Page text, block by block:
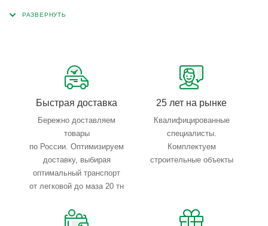
Быстрая доставка
Бережно доставляем
товары
по России. Оптимизируем
доставку, выбирая
оптимальный транспорт
от легковой до маза 20 тн
25 лет на рынке
Квалифицированные
специалисты.
Комплектуем
строительные объекты